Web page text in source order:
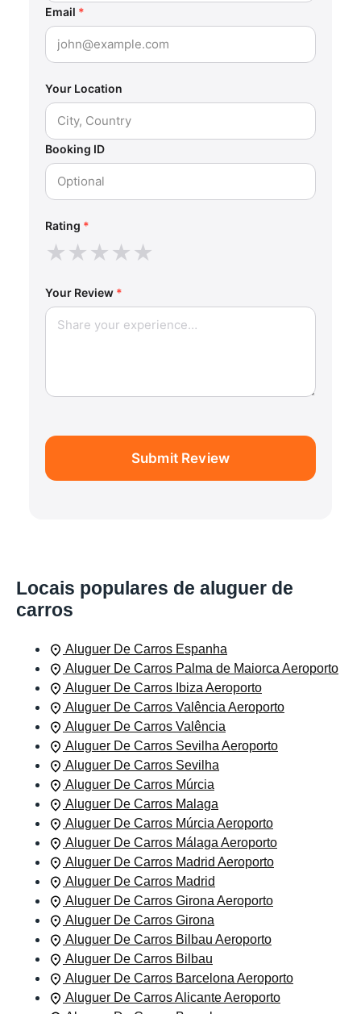
Email *
Your Location
Booking ID
Rating *
★★★★★
Your Review *
Submit Review
Locais populares de aluguer de
carros
Aluguer De Carros Espanha
Aluguer De Carros Palma de Maiorca Aeroporto
Aluguer De Carros Ibiza Aeroporto
Aluguer De Carros Valência Aeroporto
Aluguer De Carros Valência
Aluguer De Carros Sevilha Aeroporto
Aluguer De Carros Sevilha
Aluguer De Carros Múrcia
Aluguer De Carros Malaga
Aluguer De Carros Múrcia Aeroporto
Aluguer De Carros Málaga Aeroporto
Aluguer De Carros Madrid Aeroporto
Aluguer De Carros Madrid
Aluguer De Carros Girona Aeroporto
Aluguer De Carros Girona
Aluguer De Carros Bilbau Aeroporto
Aluguer De Carros Bilbau
Aluguer De Carros Barcelona Aeroporto
Aluguer De Carros Alicante Aeroporto